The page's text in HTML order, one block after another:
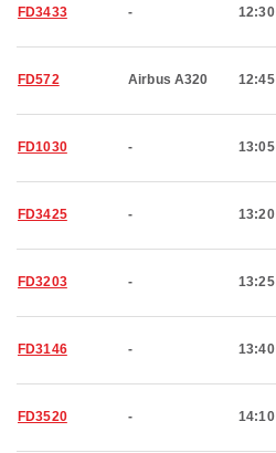
FD3433 - 12:30
FD572 Airbus A320 12:45
FD1030 - 13:05
FD3425 - 13:20
FD3203 - 13:25
FD3146 - 13:40
FD3520 - 14:10